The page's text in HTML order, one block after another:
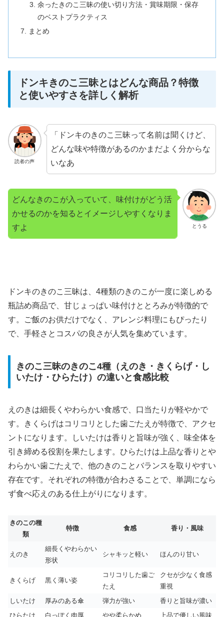
余ったきのこ三昧の使い切り方法・賞味期限・保存
のベストプラクティス
まとめ
ドンキきのこ三昧とはどんな商品？特徴
と使いやすさを詳しく解析
読者の声
「ドンキのきのこ三昧って名前は聞くけど、
どんな味や特徴があるのかまだよく分からな
いなあ
とうる
どんなきのこが入っていて、味付けがどう活
かせるのかを知るとイメージしやすくなりま
すよ
ドンキのきのこ三昧は、4種類のきのこが一度に楽しめる
瓶詰め商品で、甘じょっぱい味付けととろみが特徴的で
す。ご飯のお供だけでなく、アレンジ料理にもぴったり
で、手軽さとコスパの良さが人気を集めています。
きのこ三昧のきのこ4種（えのき・きくらげ・し
いたけ・ひらたけ）の違いと食感比較
えのきは細長くやわらかい食感で、口当たりが軽やかで
す。きくらげはコリコリとした歯ごたえが特徴で、アクセ
ントになります。しいたけは香りと旨味が強く、味全体を
引き締める役割を果たします。ひらたけは上品な香りとや
わらかい歯ごたえで、他のきのことバランスを取りやすい
存在です。それぞれの特徴が合わさることで、単調になら
ず食べ応えのある仕上がりになります。
きのこの種
類
特徴 食感 香り・風味
えのき
細長くやわらかい
形状
シャキッと軽い ほんのり甘い
きくらげ 黒く薄い姿
コリコリした歯ご
たえ
クセが少なく食感
重視
しいたけ
厚みのある傘 弾力が強い
香りと旨味が濃い
ひらたけ
白っぽく肉厚 やや柔らかめ 上品で優しい風味